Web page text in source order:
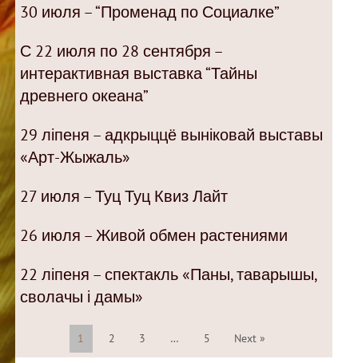
30 июля – “Променад по Социалке”
С 22 июля по 28 сентября –
интерактивная выставка “Тайны
древнего океана”
29 ліпеня – адкрыццё выніковай выставы
«Арт-Жыжаль»
27 июля – Туц Туц Квиз Лайт
26 июля – Живой обмен растениями
22 ліпеня – спектакль «Паны, таварышы,
сволачы і дамы»
1 2 3 … 5 Next »